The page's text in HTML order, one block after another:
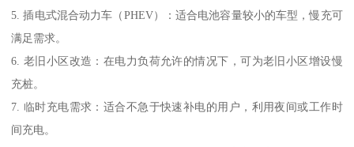
5. 插电式混合动力车（PHEV）：适合电池容量较小的车型，慢充可
满足需求。
6. 老旧小区改造：在电力负荷允许的情况下，可为老旧小区增设慢
充桩。
7. 临时充电需求：适合不急于快速补电的用户，利用夜间或工作时
间充电。